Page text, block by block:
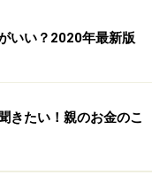
いい？2020年最新版
きたい！親のお金のこ